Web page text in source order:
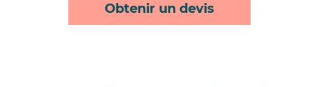
Obtenir un devis